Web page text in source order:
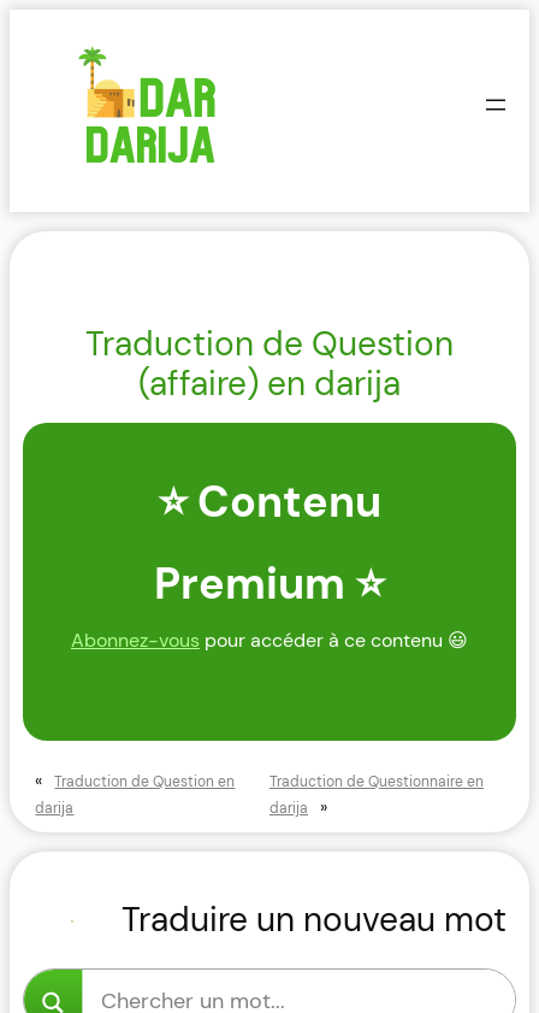
Traduction de Question
(affaire) en darija
⭐ Contenu
Premium ⭐
Abonnez-vous pour accéder à ce contenu 😃
«
Traduction de Question en
darija
Traduction de Questionnaire en
darija
»
Traduire un nouveau mot